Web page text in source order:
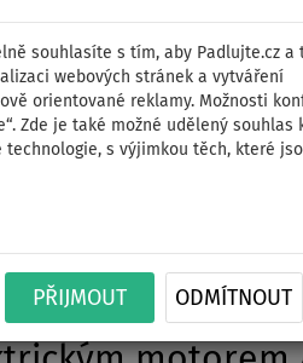
souhlasíte s tím, aby Padlujte.cz a
webových stránek a vytváření
orientované reklamy. Možnosti
Zde je také možné udělený souhlas
s výjimkou těch, které
PŘIJMOUT ODMÍTNOUT
PLACHTY OBLEČENÍ
GLADIATOR
člun s